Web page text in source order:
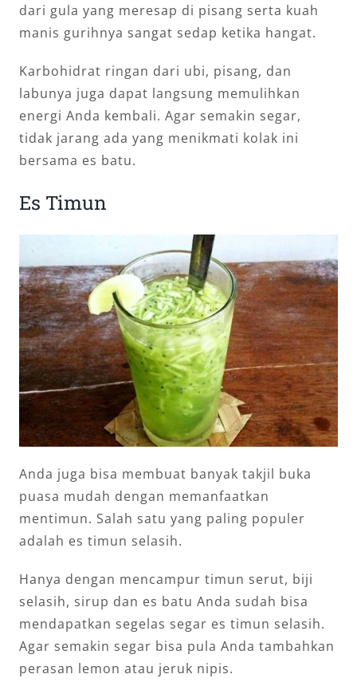
dari gula yang meresap di pisang serta kuah
manis gurihnya sangat sedap ketika hangat.
Karbohidrat ringan dari ubi, pisang, dan
labunya juga dapat langsung memulihkan
energi Anda kembali. Agar semakin segar,
tidak jarang ada yang menikmati kolak ini
bersama es batu.
Es Timun
Anda juga bisa membuat banyak takjil buka
puasa mudah dengan memanfaatkan
mentimun. Salah satu yang paling populer
adalah es timun selasih.
Hanya dengan mencampur timun serut, biji
selasih, sirup dan es batu Anda sudah bisa
mendapatkan segelas segar es timun selasih.
Agar semakin segar bisa pula Anda tambahkan
perasan lemon atau jeruk nipis.